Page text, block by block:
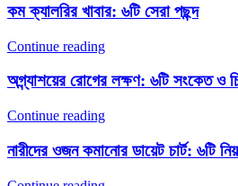
কম ক্যালরির খাবার: ৬টি সেরা পছন্দ
Continue reading
অগ্ন্যাশয়ের রোগের লক্ষণ: ৬টি সংকেত ও
Continue reading
নারীদের ওজন কমানোর ডায়েট চার্ট: ৬টি